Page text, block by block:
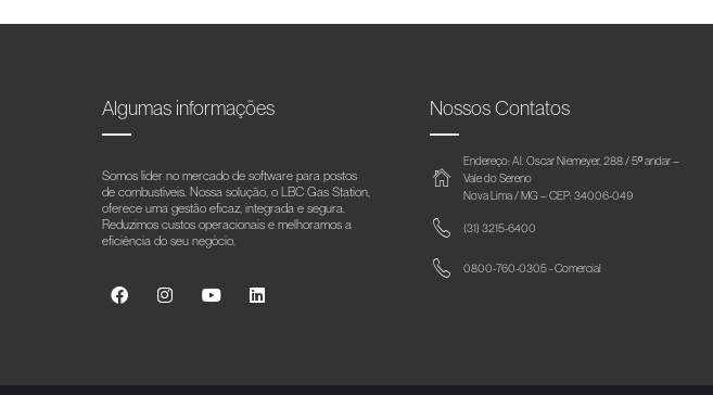
Algumas informações
Somos líder no mercado de software para postos
de combustíveis. Nossa solução, o LBC Gas Station,
oferece uma gestão eficaz, integrada e segura.
Reduzimos custos operacionais e melhoramos a
eficiência do seu negócio.
Nossos Contatos
Endereço: Al. Oscar Niemeyer, 288 / 5º andar –
Vale do Sereno
Nova Lima / MG – CEP: 34006-049
(31) 3215-6400
0800-760-0305 - Comercial